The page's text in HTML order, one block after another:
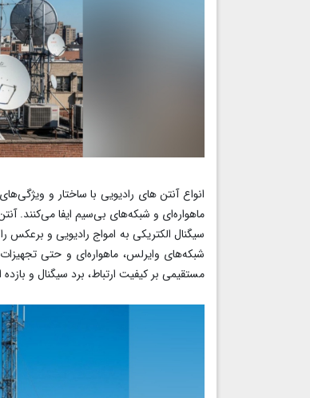
انواع آنتن‌ های رادیویی با ساختار و
ماهواره‌ای و شبکه‌های بی‌سیم ایفا می‌کنند.
سیگنال‌ الکتریکی به امواج رادیویی و برعکس
شبکه‌های وایرلس، ماهواره‌ای و حتی تجهیزات
مستقیمی بر کیفیت ارتباط، برد سیگنال و